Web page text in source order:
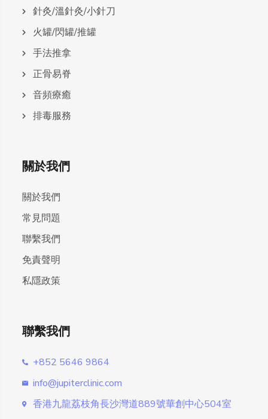
針灸/溫針灸/小針刀
火罐/閃罐/推罐
手法推拿
正骨易脊
⾳頻療癒
排毒服務
關於我們
關於我們
常見問題
聯繫我們
免責聲明
私隱政策
聯繫我們
+852 5646 9864
info@jupiterclinic.com
香港九龍荔枝角長沙灣道889號華創中心504室